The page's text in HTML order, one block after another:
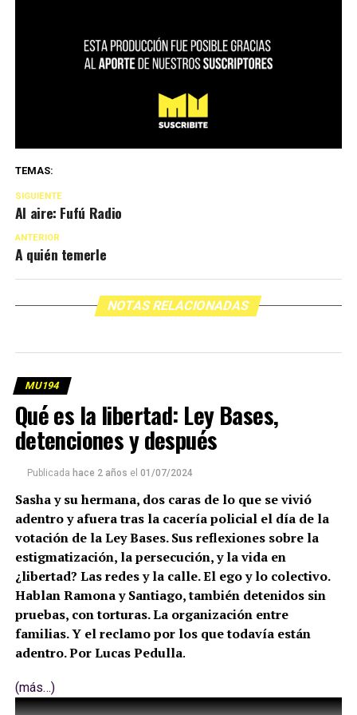
TEMAS:
SIGUIENTE
Al aire: Fufú Radio
ANTERIOR
A quién temerle
NOTAS RELACIONADAS
MU194
Qué es la libertad: Ley Bases,
detenciones y después
Publicada hace 2 años el 01/07/2024
Sasha y su hermana, dos caras de lo que se vivió
adentro y afuera tras la cacería policial el día de la
votación de la Ley Bases. Sus reflexiones sobre la
estigmatización, la persecución, y la vida en
¿libertad? Las redes y la calle. El ego y lo colectivo.
Hablan Ramona y Santiago, también detenidos sin
pruebas, con torturas. La organización entre
familias. Y el reclamo por los que todavía están
adentro. Por Lucas Pedulla.
(más…)